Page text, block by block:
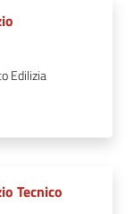
Edilizia
Tecnico